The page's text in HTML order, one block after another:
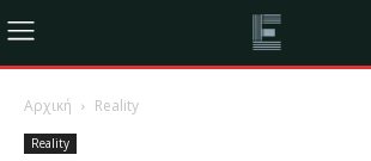
Αρχική Reality
Reality